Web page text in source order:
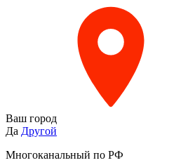
Ваш город
Да Другой
Многоканальный по РФ